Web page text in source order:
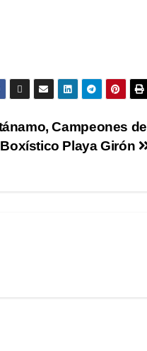
Campeones del
Playa Girón